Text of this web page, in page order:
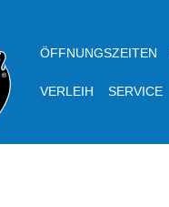
ÖFFNUNGSZEITEN
VERLEIH SERVICE